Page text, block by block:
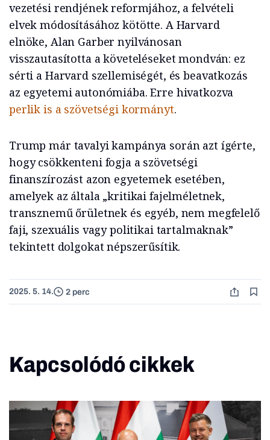
vezetési rendjének reformjához, a felvételi
elvek módosításához kötötte. A Harvard
elnöke, Alan Garber nyilvánosan
visszautasította a követeléseket mondván: ez
sérti a Harvard szellemiségét, és beavatkozás
az egyetemi autonómiába. Erre hivatkozva
perlik is a szövetségi kormányt.
Trump már tavalyi kampánya során azt ígérte,
hogy csökkenteni fogja a szövetségi
finanszírozást azon egyetemek esetében,
amelyek az általa „kritikai fajelméletnek,
transznemű őrületnek és egyéb, nem megfelelő
faji, szexuális vagy politikai tartalmaknak”
tekintett dolgokat népszerűsítik.
2025. 5. 14. 2 perc
Kapcsolódó cikkek